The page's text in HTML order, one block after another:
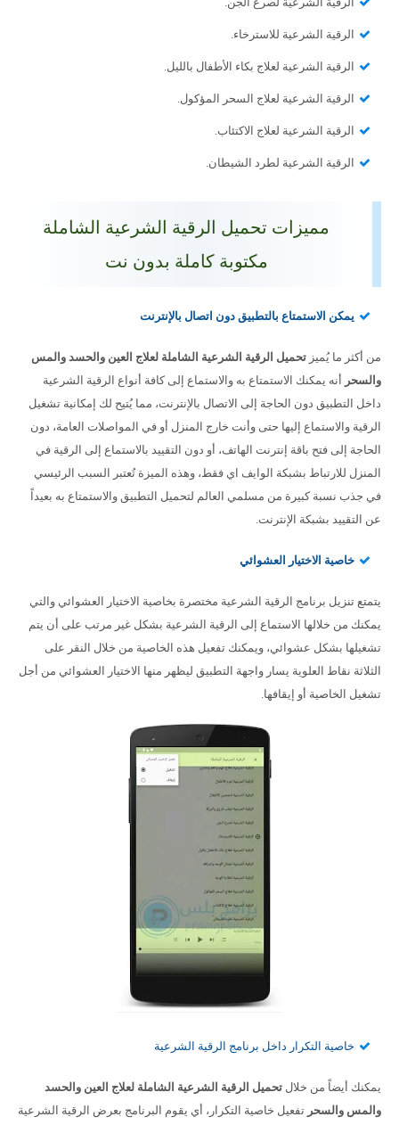
الرقية الشرعية للاسترخاء.
الرقية الشرعية لعلاج بكاء الأطفال بالليل.
الرقية الشرعية لعلاج السحر المؤكول.
الرقية الشرعية لعلاج الاكتئاب.
الرقية الشرعية لطرد الشيطان.
مميزات تحميل الرقية الشرعية الشاملة
مكتوبة كاملة بدون نت
يمكن الاستمتاع بالتطبيق دون اتصال بالإنترنت
من أكثر ما يُميز تحميل الرقية الشرعية الشاملة لعلاج العين والحسد والمس
والسحر أنه يمكنك الاستمتاع به والاستماع إلى كافة أنواع الرقية الشرعية
داخل التطبيق دون الحاجة إلى الاتصال بالإنترنت، مما يُتيح لك إمكانية تشغيل
الرقية والاستماع إليها حتى وأنت خارج المنزل أو في المواصلات العامة، دون
الحاجة إلى فتح باقة إنترنت الهاتف، أو دون التقييد بالاستماع إلى الرقية في
المنزل للارتباط بشبكة الوايف اي فقط، وهذه الميزة تُعتبر السبب الرئيسي
في جذب نسبة كبيرة من مسلمي العالم لتحميل التطبيق والاستمتاع به بعيداً
عن التقييد بشبكة الإنترنت.
خاصية الاختيار العشوائي
يتمتع تنزيل برنامج الرقية الشرعية مختصرة بخاصية الاختيار العشوائي والتي
يمكنك من خلالها الاستماع إلى الرقية الشرعية بشكل غير مرتب على أن يتم
تشغيلها بشكل عشوائي، ويمكنك تفعيل هذه الخاصية من خلال النقر على
الثلاثة نقاط العلوية يسار واجهة التطبيق ليظهر منها الاختيار العشوائي من أجل
تشغيل الخاصية أو إيقافها.
خاصية التكرار داخل برنامج الرقية الشرعية
يمكنك أيضاً من خلال تحميل الرقية الشرعية الشاملة لعلاج العين والحسد
والمس والسحر تفعيل خاصية التكرار، أي يقوم البرنامج بعرض الرقية الشرعية